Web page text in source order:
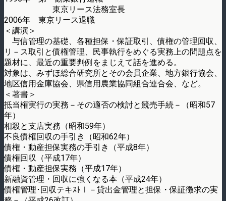
東京リース法務室長
2006年 東京リース退職
＜講演＞
与信管理の基礎、各種担保・保証取引、債権の管理回収、
リ－ス取引と債権管理、民事執行をめぐる実務上の問題点を
題材に、最近の重要判例をまじえて話を進める。
対象は、みずほ総合研究所とその会員企業、地方銀行協会、
地区信用金庫協会、県信用農業協同組合連合会、など。
＜著書＞
抵当権実行の実務－その適否の検討と競売手続－（昭和57
年）
相殺と支店実務（昭和59年）
不良債権回収の手引き（昭和62年）
債権・動産担保実務の手引き（平成8年）
債権回収（平成17年）
債権・動産担保実務（平成17年）
新融資管理・回収に強くなる本（平成24年）
債権管理･回収テキｽﾄⅠ－貸出金管理と担保・保証徴求の実